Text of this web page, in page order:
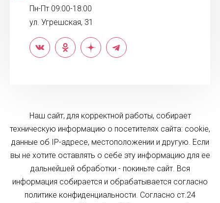
Пн-Пт 09:00-18:00
ул. Угрешская, 31
Наш сайт, для корректной работы, собирает
техническую информацию о посетителях сайта: cookie,
данные об IP-адресе, местоположении и другую. Если
вы не хотите оставлять о себе эту информацию для ее
дальнейшей обработки - покиньте сайт. Вся
информация собирается и обрабатывается согласно
политике конфиденциальности. Согласно ст.24